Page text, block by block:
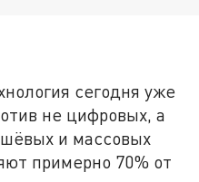
сегодня уже
не цифровых, а
и массовых
примерно 70% от